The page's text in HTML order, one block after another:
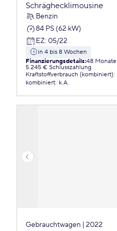
Schräghecklimousine
Benzin
84 PS (62 kW)
EZ: 05/22
in 4 bis 8 Wochen
Finanzierungsdetails:48 Monate
5.245 € Schlusszahlung
Kraftstoffverbrauch (kombiniert):
kombiniert: k.A.
Gebrauchtwagen | 2022